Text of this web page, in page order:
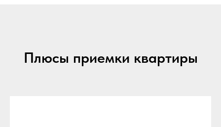
Плюсы приемки квартиры